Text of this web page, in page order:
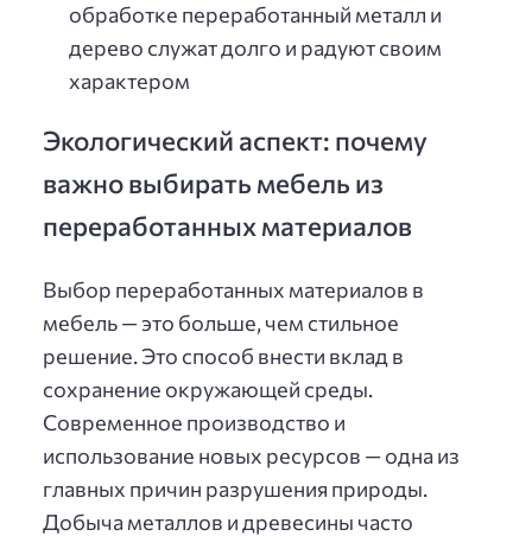
обработке переработанный металл и
дерево служат долго и радуют своим
характером
Экологический аспект: почему
важно выбирать мебель из
переработанных материалов
Выбор переработанных материалов в
мебель — это больше, чем стильное
решение. Это способ внести вклад в
сохранение окружающей среды.
Современное производство и
использование новых ресурсов — одна из
главных причин разрушения природы.
Добыча металлов и древесины часто